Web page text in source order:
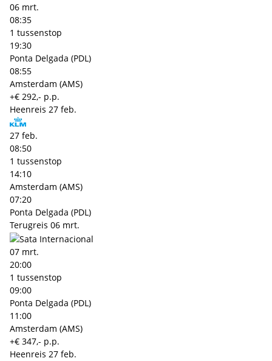
06 mrt.
08:35
1 tussenstop
19:30
Ponta Delgada (PDL)
08:55
Amsterdam (AMS)
+€ 292,- p.p.
Heenreis 27 feb.
27 feb.
08:50
1 tussenstop
14:10
Amsterdam (AMS)
07:20
Ponta Delgada (PDL)
Terugreis 06 mrt.
07 mrt.
20:00
1 tussenstop
09:00
Ponta Delgada (PDL)
11:00
Amsterdam (AMS)
+€ 347,- p.p.
Heenreis 27 feb.